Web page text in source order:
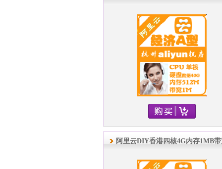
阿里云DIY香港四核4G内存1MB